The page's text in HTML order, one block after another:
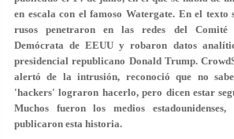
en escala con el famoso Watergate. En el
rusos penetraron en las redes del Comité
Demócrata de EEUU y robaron datos
presidencial republicano Donald Trump.
alertó de la intrusión, reconoció que no
'hackers' lograron hacerlo, pero dicen estar
Muchos fueron los medios
publicaron esta historia.